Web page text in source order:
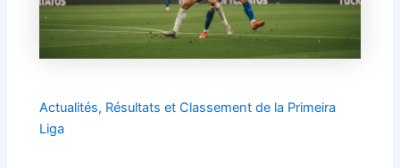
Actualités, Résultats et Classement de la Primeira
Liga